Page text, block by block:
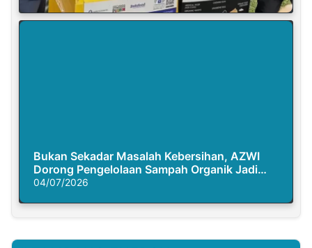
Bukan Sekadar Masalah Kebersihan, AZWI
Dorong Pengelolaan Sampah Organik Jadi
Solusi Krisis Iklim
04/07/2026